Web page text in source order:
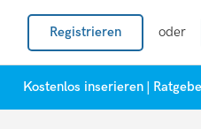
Registrieren oder
Kostenlos inserieren